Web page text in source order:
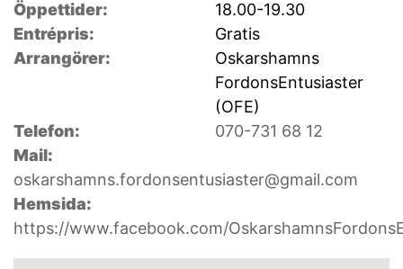
Öppettider:
18.00-19.30
Entrépris:
Gratis
Arrangörer:
Oskarshamns
FordonsEntusiaster
(OFE)
Telefon:
070-731 68 12
Mail:
oskarshamns.fordonsentusiaster@gmail.com
Hemsida:
https://www.facebook.com/